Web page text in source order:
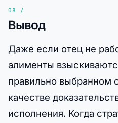
Вывод
Даже если отец не
алименты
правильно выбранном
качестве
исполнения. Когда